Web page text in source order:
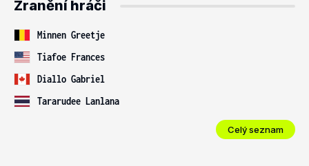
Zranění hráči
Minnen Greetje
Tiafoe Frances
Diallo Gabriel
Tararudee Lanlana
Celý seznam